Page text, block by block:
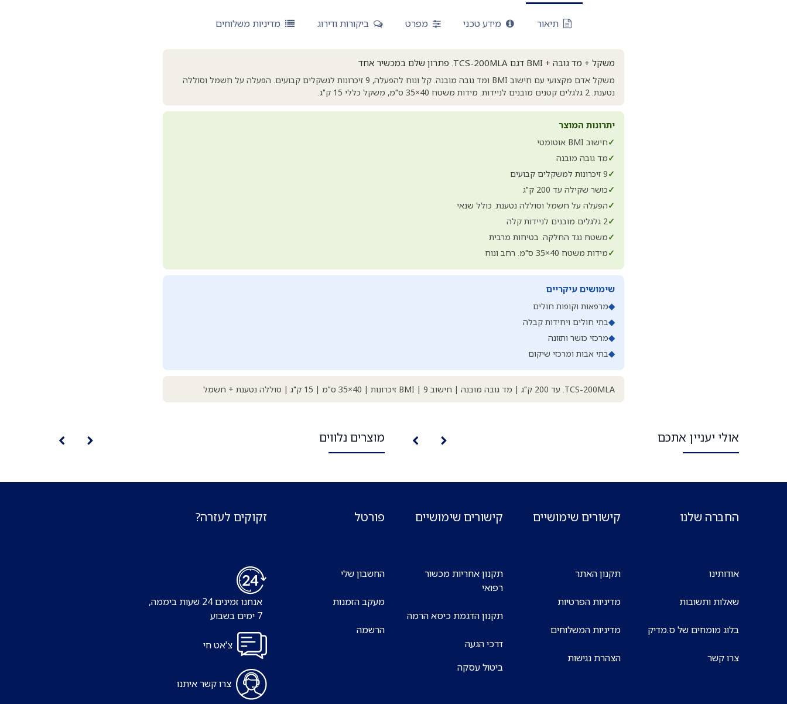
תיאור מידע טכני מפרט ביקורות ודירוג מדיניות משלוחים
משקל + מד גובה + BMI דגם TCS-200MLA. פתרון שלם במכשיר אחד
משקל אדם מקצועי עם חישוב BMI ומד גובה מובנה. קל ונוח להפעלה, 9 זיכרונות לנשקלים קבועים. הפעלה על חשמל וסוללה
נטענת. 2 גלגלים קטנים מובנים לניידות. מידות משטח 40×35 ס"מ, משקל כללי 15 ק"ג.
יתרונות המוצר
✓חישוב BMI אוטומטי
✓מד גובה מובנה
✓9 זיכרונות למשקלים קבועים
✓כושר שקילה עד 200 ק"ג
✓הפעלה על חשמל וסוללה נטענת. כולל שנאי
✓2 גלגלים מובנים לניידות קלה
✓משטח נגד החלקה. בטיחות מרבית
✓מידות משטח 40×35 ס"מ. רחב ונוח
שימושים עיקריים
◆מרפאות וקופות חולים
◆בתי חולים ויחידות קבלה
◆מרכזי כושר ותזונה
◆בתי אבות ומרכזי שיקום
TCS-200MLA. עד 200 ק"ג | מד גובה מובנה | חישוב BMI | 9 זיכרונות | 40×35 ס"מ | 15 ק"ג | סוללה נטענת + חשמל
אולי יעניין אתכם מוצרים נלווים
החברה שלנו
אודותינו
שאלות ותשובות
בלוג מומחים של ס.מדיק
צרו קשר
קישורים שימושיים
תקנון האתר
מדיניות הפרטיות
מדיניות המשלוחים
הצהרת נגישות
קישורים שימושיים
תקנון אחריות מכשור
רפואי
תקנון הדגמת כיסא הרמה
דרכי הגעה
ביטול עסקה
פורטל
החשבון שלי
מעקב הזמנות
הרשמה
זקוקים לעזרה?
אנחנו זמינים 24 שעות ביממה,
7 ימים בשבוע
צ'אט חי
צרו קשר איתנו